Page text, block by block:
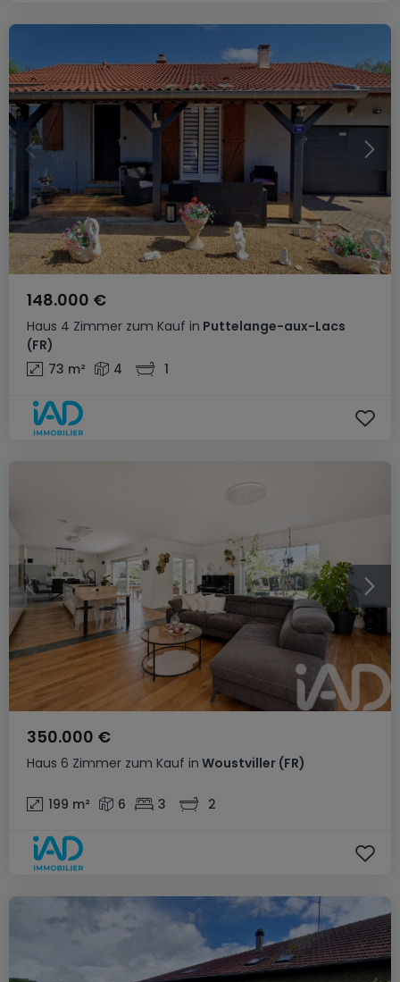
Haus 4 Zimmer zum Kauf in Puttelange-aux-Lacs
(FR)
148.000 €
73 m² 4 1
Haus 6 Zimmer zum Kauf in Woustviller (FR)
350.000 €
199 m² 6 3 2